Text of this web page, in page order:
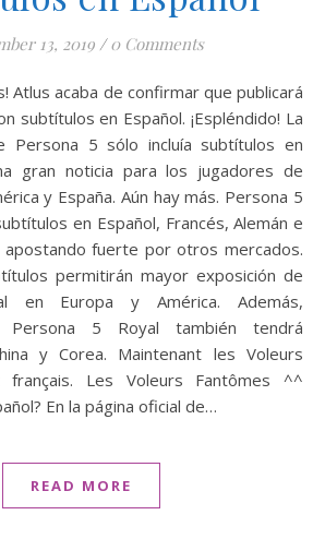
13, 2019 / 0 Comments
subtítulos en Español. ¡Espléndido! La
Persona 5 sólo incluía subtítulos en
gran noticia para los jugadores de
y España. Aún hay más. Persona 5
en Español, Francés, Alemán e
apostando fuerte por otros mercados.
permitirán mayor exposición de
en Europa y América. Además,
Persona 5 Royal también tendrá
y Corea. Maintenant les Voleurs
français. Les Voleurs Fantômes ^^
En la página oficial de…
READ MORE